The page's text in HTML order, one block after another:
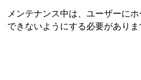
メンテナンス中は、ユーザーに
できないようにする必要がありま